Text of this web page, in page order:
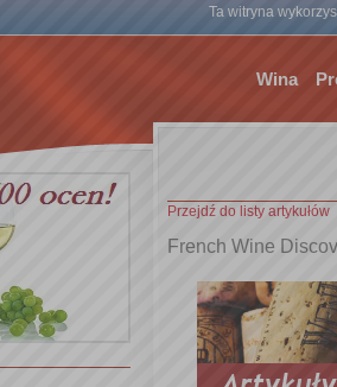
Ta witryna
Wina
Przejdź do listy artykułów
French Wine